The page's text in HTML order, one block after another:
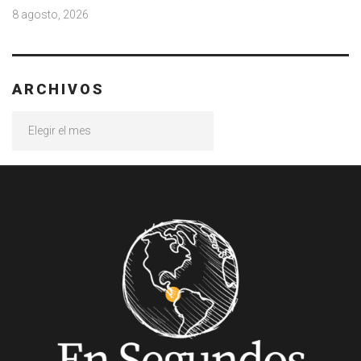
8 agosto, 2026
ARCHIVOS